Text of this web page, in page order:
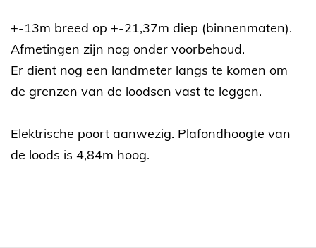
+-13m breed op +-21,37m diep (binnenmaten).
Afmetingen zijn nog onder voorbehoud.
Er dient nog een landmeter langs te komen om
de grenzen van de loodsen vast te leggen.
Elektrische poort aanwezig. Plafondhoogte van
de loods is 4,84m hoog.